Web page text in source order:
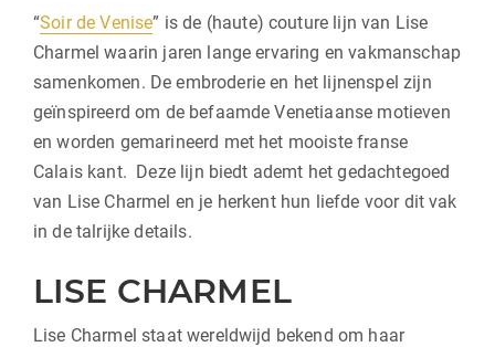
“Soir de Venise” is de (haute) couture lijn van Lise
Charmel waarin jaren lange ervaring en vakmanschap
samenkomen. De embroderie en het lijnenspel zijn
geïnspireerd om de befaamde Venetiaanse motieven
en worden gemarineerd met het mooiste franse
Calais kant. Deze lijn biedt ademt het gedachtegoed
van Lise Charmel en je herkent hun liefde voor dit vak
in de talrijke details.
LISE CHARMEL
Lise Charmel staat wereldwijd bekend om haar